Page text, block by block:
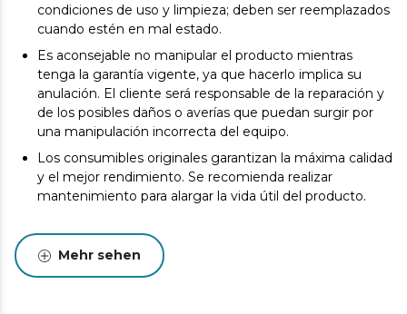
condiciones de uso y limpieza; deben ser reemplazados
cuando estén en mal estado.
Es aconsejable no manipular el producto mientras
tenga la garantía vigente, ya que hacerlo implica su
anulación. El cliente será responsable de la reparación y
de los posibles daños o averías que puedan surgir por
una manipulación incorrecta del equipo.
Los consumibles originales garantizan la máxima calidad
y el mejor rendimiento. Se recomienda realizar
mantenimiento para alargar la vida útil del producto.
Mehr sehen